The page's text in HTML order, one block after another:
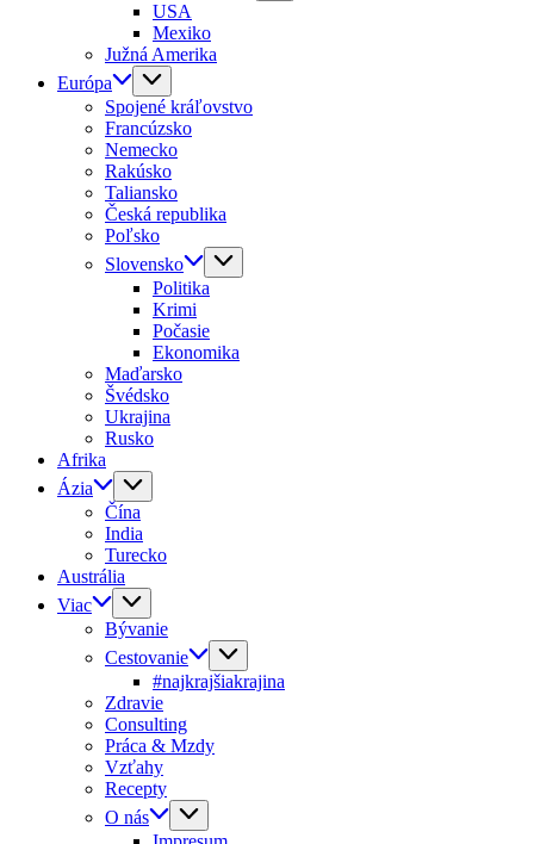
USA
Mexiko
Južná Amerika
Európa
Spojené kráľovstvo
Francúzsko
Nemecko
Rakúsko
Taliansko
Česká republika
Poľsko
Slovensko
Politika
Krimi
Počasie
Ekonomika
Maďarsko
Švédsko
Ukrajina
Rusko
Afrika
Ázia
Čína
India
Turecko
Austrália
Viac
Bývanie
Cestovanie
#najkrajšiakrajina
Zdravie
Consulting
Práca & Mzdy
Vzťahy
Recepty
O nás